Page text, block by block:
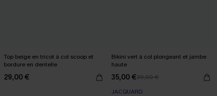
Top beige en tricot à col scoop et
bordure en dentelle
29,00 €
Bikini vert à col plongeant et jambe
haute
35,00 €39,00 €
JACQUARD